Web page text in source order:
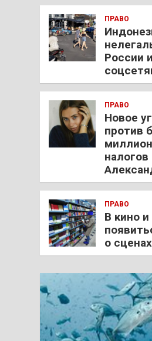
ПРАВО
России
ПРАВО
Новое
против
ПРАВО
В кино
о